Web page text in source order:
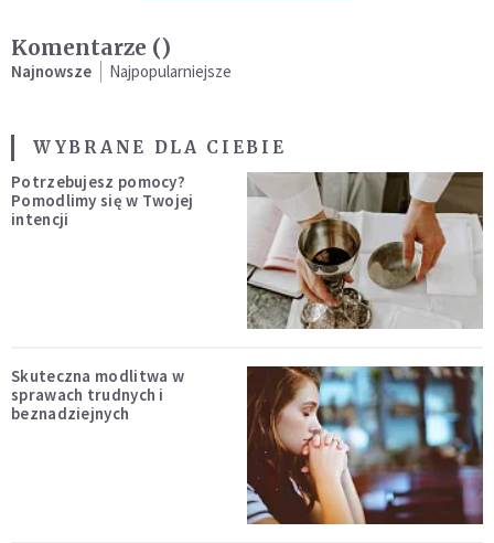
Komentarze ()
Najnowsze Najpopularniejsze
WYBRANE DLA CIEBIE
Potrzebujesz pomocy?
Pomodlimy się w Twojej
intencji
Skuteczna modlitwa w
sprawach trudnych i
beznadziejnych